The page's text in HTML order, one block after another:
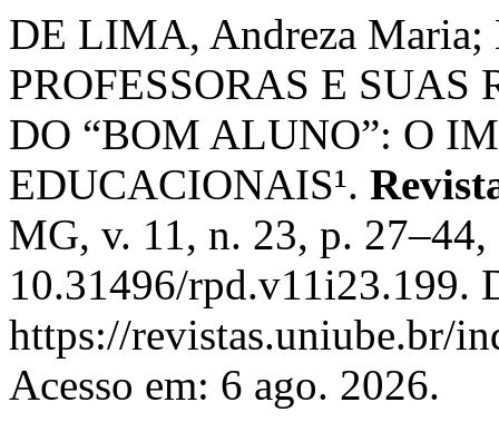
DE LIMA, Andreza Maria;
PROFESSORAS E SUAS
DO “BOM ALUNO”: O
EDUCACIONAIS¹.
MG, v. 11, n. 23, p.
10.31496/rpd.v11i23.199.
https://revistas.uniube.br/
Acesso em: 6 ago. 2026.